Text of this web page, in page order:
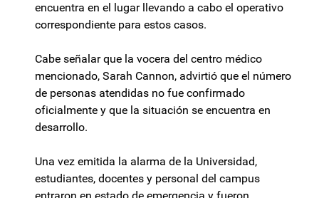
encuentra en el lugar llevando a cabo el operativo
correspondiente para estos casos.
Cabe señalar que la vocera del centro médico
mencionado, Sarah Cannon, advirtió que el número
de personas atendidas no fue confirmado
oficialmente y que la situación se encuentra en
desarrollo.
Una vez emitida la alarma de la Universidad,
estudiantes, docentes y personal del campus